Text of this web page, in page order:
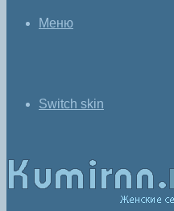
Меню
Switch skin